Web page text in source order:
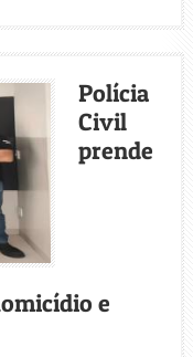
Polícia
Civil
prende
e